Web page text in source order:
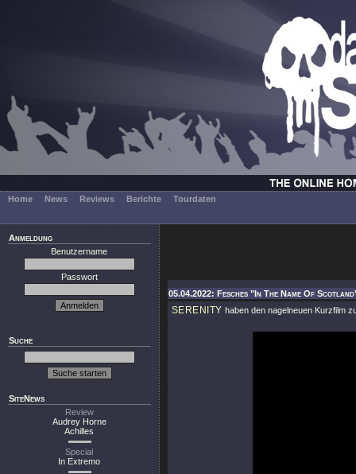
Home News Reviews Berichte Tourdaten
Anmeldung
Benutzername
Passwort
Suche
SiteNews
Review
Audrey Horne
Achilles
Special
In Extremo
05.04.2022: Fesches "In The Name Of
SERENITY haben den nagelneuen Kurzfilm